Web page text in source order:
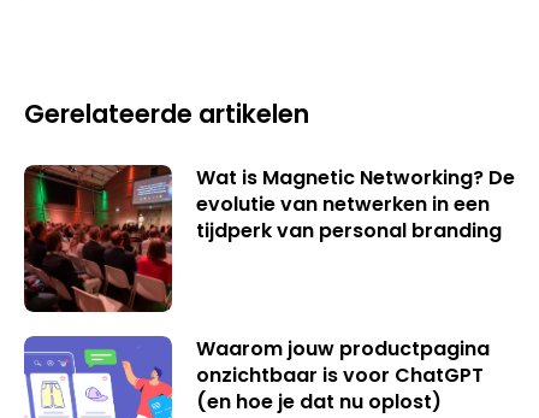
Gerelateerde artikelen
Wat is Magnetic Networking? De
evolutie van netwerken in een
tijdperk van personal branding
Waarom jouw productpagina
onzichtbaar is voor ChatGPT
(en hoe je dat nu oplost)